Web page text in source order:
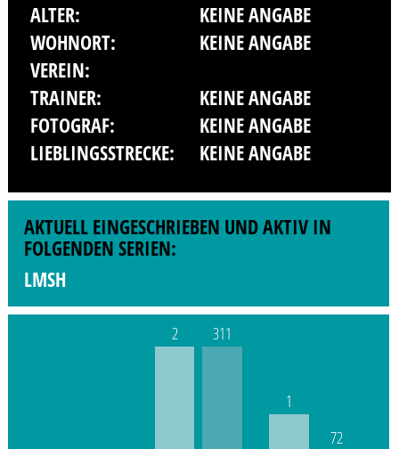
ALTER:
KEINE ANGABE
WOHNORT:
KEINE ANGABE
VEREIN:
TRAINER:
KEINE ANGABE
FOTOGRAF:
KEINE ANGABE
LIEBLINGSSTRECKE:
KEINE ANGABE
AKTUELL EINGESCHRIEBEN UND AKTIV IN
FOLGENDEN SERIEN:
LMSH
2 311
1
72